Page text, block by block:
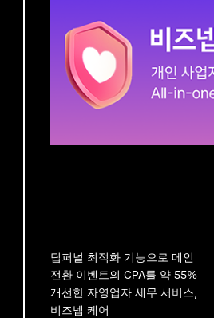
딥퍼널 최적화 기능으로 메인
전환 이벤트의 CPA를 약 55%
개선한 자영업자 세무 서비스,
비즈넵 케어